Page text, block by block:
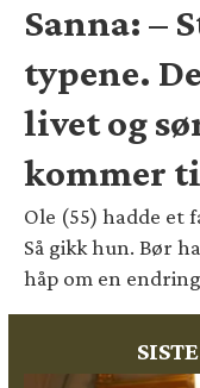
Sanna: –
typene.
livet og
kommer
Ole (55) hadde et
Så gikk hun. Bør
håp om en